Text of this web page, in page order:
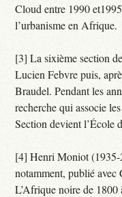
Cloud entre 1990
l’urbanisme en Afrique.
[3] La sixième section
Lucien Febvre puis,
Braudel. Pendant les
recherche qui associe
Section devient l’École
[4] Henri Moniot (1935-
notamment, publié
L’Afrique noire de